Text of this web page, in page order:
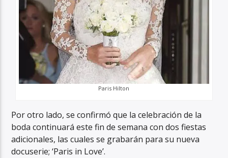
Paris Hilton
Por otro lado, se confirmó que la celebración de la
boda continuará este fin de semana con dos fiestas
adicionales, las cuales se grabarán para su nueva
docuserie; ‘Paris in Love’.